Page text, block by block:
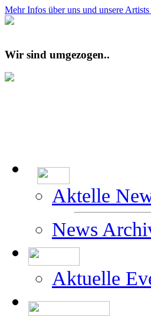
Mehr Infos über uns und unsere
Wir sind umgezogen..
Aktelle
News
Aktuelle